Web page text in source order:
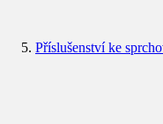
Příslušenství ke